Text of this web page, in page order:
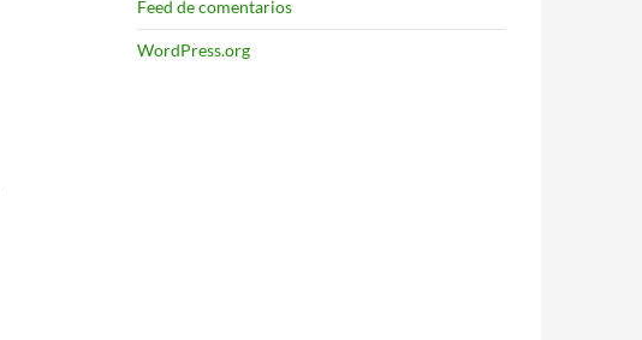
Feed de comentarios
WordPress.org